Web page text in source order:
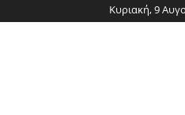
Κυριακή, 9